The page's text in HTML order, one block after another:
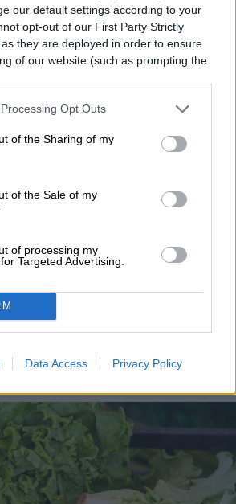
our default settings according to your
opt-out of our First Party Strictly
they are deployed in order to ensure
of our website (such as prompting the
Opt Outs
of the Sharing of my
of the Sale of my
of processing my
Targeted Advertising.
Data Access Privacy Policy
afecta la industria tecnológica
qué es, por
a EE.UU. y
con otras